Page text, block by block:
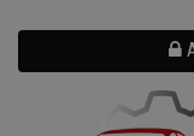
contenuto